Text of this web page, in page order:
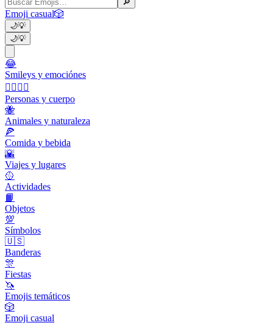
🔎
Emoji casual🎲
🌙💡
🌙💡
😂
Smileys y emociónes
👩‍❤️‍💋‍👨
Personas y cuerpo
🐝
Animales y naturaleza
🍕
Comida y bebida
🌇
Viajes y lugares
🥎
Actividades
📙
Objetos
💯
Símbolos
🇺🇸
Banderas
🎊
Fiestas
🦄
Emojis temáticos
🎲
Emoji casual